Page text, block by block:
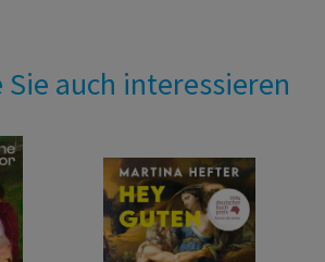
Sie auch interessieren